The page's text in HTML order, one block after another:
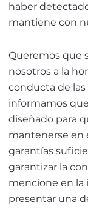
haber
mantiene con
Queremos que
nosotros a la
conducta de
informamos
diseñado para
mantenerse en
garantías
garantizar la
mencione en la
presentar una